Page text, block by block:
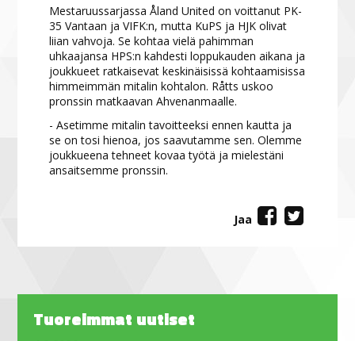
Mestaruussarjassa Åland United on voittanut PK-
35 Vantaan ja VIFK:n, mutta KuPS ja HJK olivat
liian vahvoja. Se kohtaa vielä pahimman
uhkaajansa HPS:n kahdesti loppukauden aikana ja
joukkueet ratkaisevat keskinäisissä kohtaamisissa
himmeimmän mitalin kohtalon. Råtts uskoo
pronssin matkaavan Ahvenanmaalle.
- Asetimme mitalin tavoitteeksi ennen kautta ja
se on tosi hienoa, jos saavutamme sen. Olemme
joukkueena tehneet kovaa työtä ja mielestäni
ansaitsemme pronssin.
Jaa
Tuoreimmat uutiset